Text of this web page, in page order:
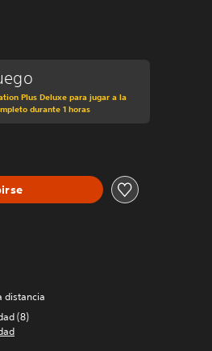
Plus Deluxe para jugar a la
durante 1 horas
distancia
(8)